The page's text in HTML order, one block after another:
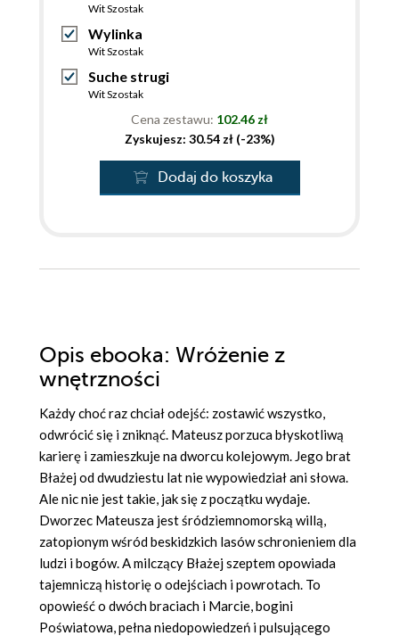
Wit Szostak
Wylinka
Wit Szostak
Suche strugi
Wit Szostak
Cena zestawu: 102.46 zł
Zyskujesz: 30.54 zł (-23%)
Dodaj do koszyka
Opis ebooka: Wróżenie z
wnętrzności
Każdy choć raz chciał odejść: zostawić wszystko,
odwrócić się i zniknąć. Mateusz porzuca błyskotliwą
karierę i zamieszkuje na dworcu kolejowym. Jego brat
Błażej od dwudziestu lat nie wypowiedział ani słowa.
Ale nic nie jest takie, jak się z początku wydaje.
Dworzec Mateusza jest śródziemnomorską willą,
zatopionym wśród beskidzkich lasów schronieniem dla
ludzi i bogów. A milczący Błażej szeptem opowiada
tajemniczą historię o odejściach i powrotach. To
opowieść o dwóch braciach i Marcie, bogini
Poświatowa, pełna niedopowiedzeń i pulsującego